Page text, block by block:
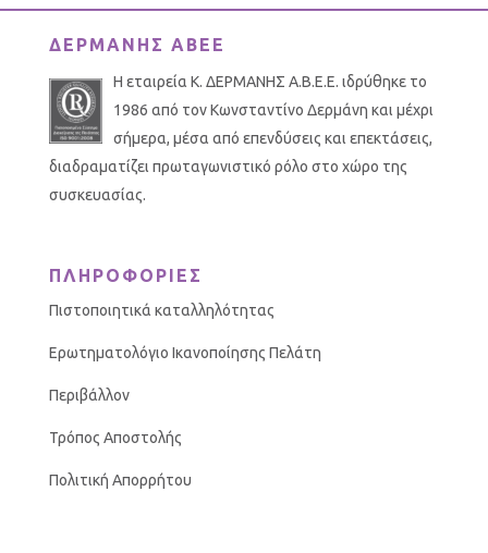
ΔΕΡΜΑΝΗΣ ΑΒΕΕ
Η εταιρεία Κ. ΔΕΡΜΑΝΗΣ Α.Β.Ε.Ε. ιδρύθηκε το
1986 από τον Κωνσταντίνο Δερμάνη και μέχρι
σήμερα, μέσα από επενδύσεις και επεκτάσεις,
διαδραματίζει πρωταγωνιστικό ρόλο στο χώρο της
συσκευασίας.
ΠΛΗΡΟΦΟΡΙΕΣ
Πιστοποιητικά καταλληλότητας
Ερωτηματολόγιο Ικανοποίησης Πελάτη
Περιβάλλον
Τρόπος Αποστολής
Πολιτική Απορρήτου